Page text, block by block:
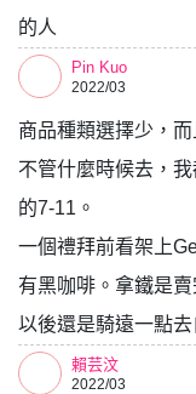
的人
Pin Kuo
2022/03
商品種類選擇少，
不管什麼時候去，
的7-11。
一個禮拜前看架上
有黑咖啡。拿鐵是
以後還是騎遠一點
賴芸汶
2022/03